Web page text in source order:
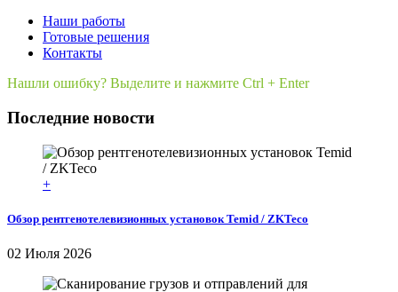
Наши работы
Готовые решения
Контакты
Нашли ошибку? Выделите и нажмите Ctrl + Enter
Последние новости
+
Обзор рентгенотелевизионных установок Temid / ZKTeco
02 Июля 2026